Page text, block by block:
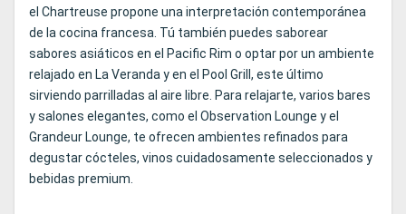
el Chartreuse propone una interpretación contemporánea
de la cocina francesa. Tú también puedes saborear
sabores asiáticos en el Pacific Rim o optar por un ambiente
relajado en La Veranda y en el Pool Grill, este último
sirviendo parrilladas al aire libre. Para relajarte, varios bares
y salones elegantes, como el Observation Lounge y el
Grandeur Lounge, te ofrecen ambientes refinados para
degustar cócteles, vinos cuidadosamente seleccionados y
bebidas premium.